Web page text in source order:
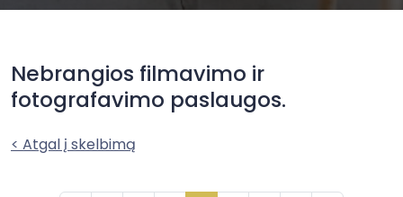
Nebrangios filmavimo ir
fotografavimo paslaugos.
< Atgal į skelbimą